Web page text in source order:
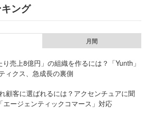
ング
月間
売上8億円」の組織を作るには？「Yunth」
ィクス、急成長の裏側
顧客に選ばれるには？アクセンチュアに聞
エージェンティックコマース」対応